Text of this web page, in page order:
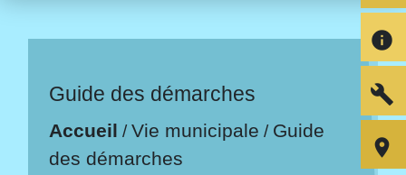
Guide des démarches
Accueil /Vie municipale / Guide
des démarches
info
build
room